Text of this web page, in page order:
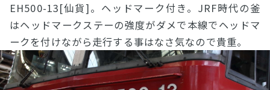
EH500-13[仙貨]。ヘッドマーク付き。JRF時代の釜
はヘッドマークステーの強度がダメで本線でヘッドマ
ークを付けながら走行する事はなさ気なので貴重。